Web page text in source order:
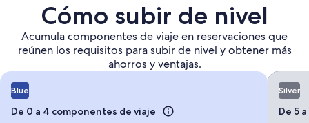
Cómo subir de nivel
Acumula componentes de viaje en reservaciones que
reúnen los requisitos para subir de nivel y obtener más
ahorros y ventajas.
Blue
De 0 a 4 componentes de viaje
Silver
De 5